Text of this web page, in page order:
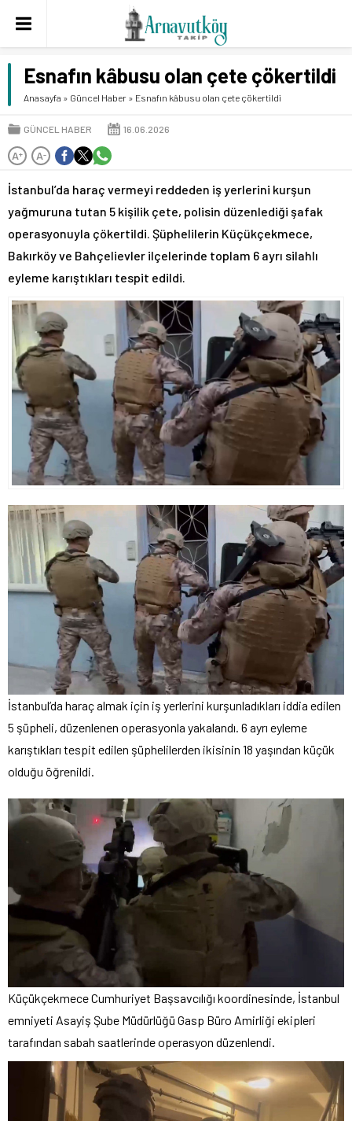
Esnafın kâbusu olan çete çökertildi
Anasayfa » Güncel Haber » Esnafın kâbusu olan çete çökertildi
GÜNCEL HABER 16.06.2026
A+ A-
İstanbul’da haraç vermeyi reddeden iş yerlerini kurşun
yağmuruna tutan 5 kişilik çete, polisin düzenlediği şafak
operasyonuyla çökertildi. Şüphelilerin Küçükçekmece,
Bakırköy ve Bahçelievler ilçelerinde toplam 6 ayrı silahlı
eyleme karıştıkları tespit edildi.
İstanbul’da haraç almak için iş yerlerini kurşunladıkları iddia edilen
5 şüpheli, düzenlenen operasyonla yakalandı. 6 ayrı eyleme
karıştıkları tespit edilen şüphelilerden ikisinin 18 yaşından küçük
olduğu öğrenildi.
Küçükçekmece Cumhuriyet Başsavcılığı koordinesinde, İstanbul
emniyeti Asayiş Şube Müdürlüğü Gasp Büro Amirliği ekipleri
tarafından sabah saatlerinde operasyon düzenlendi.